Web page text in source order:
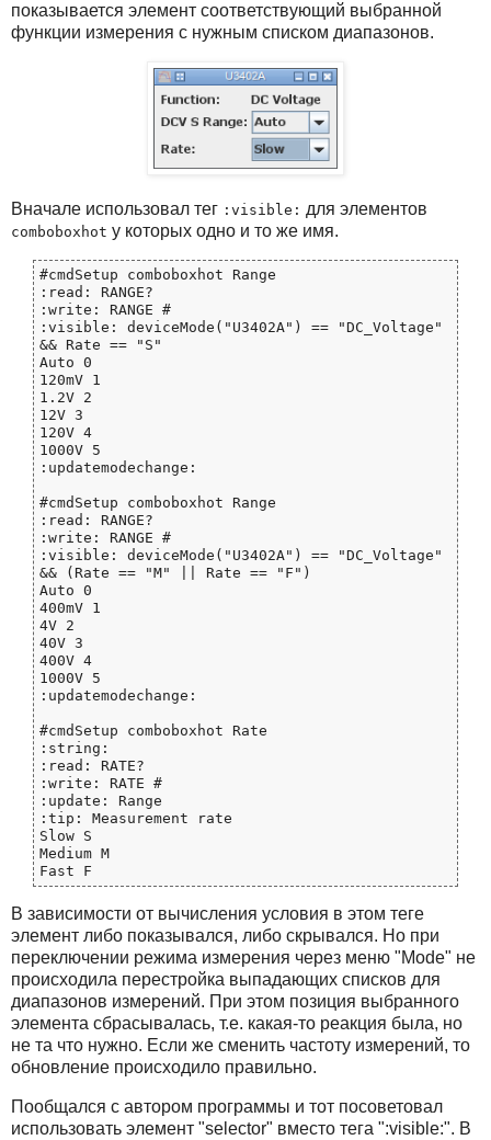
показывается элемент соответствующий выбранной
функции измерения с нужным списком диапазонов.
Вначале использовал тег :visible: для элементов
comboboxhot у которых одно и то же имя.
#cmdSetup comboboxhot Range
:read: RANGE?
:write: RANGE #
:visible: deviceMode("U3402A") == "DC_Voltage"
&& Rate == "S"
Auto 0
120mV 1
1.2V 2
12V 3
120V 4
1000V 5
:updatemodechange:
#cmdSetup comboboxhot Range
:read: RANGE?
:write: RANGE #
:visible: deviceMode("U3402A") == "DC_Voltage"
&& (Rate == "M" || Rate == "F")
Auto 0
400mV 1
4V 2
40V 3
400V 4
1000V 5
:updatemodechange:
#cmdSetup comboboxhot Rate
:string:
:read: RATE?
:write: RATE #
:update: Range
:tip: Measurement rate
Slow S
Medium M
В зависимости от вычисления условия в этом теге
элемент либо показывался, либо скрывался. Но при
переключении режима измерения через меню "Mode" не
происходила перестройка выпадающих списков для
диапазонов измерений. При этом позиция выбранного
элемента сбрасывалась, т.е. какая-то реакция была, но
не та что нужно. Если же сменить частоту измерений, то
обновление происходило правильно.
Пообщался с автором программы и тот посоветовал
использовать элемент "selector" вместо тега ":visible:". В